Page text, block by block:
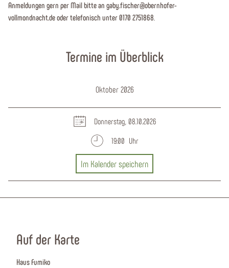
Anmeldungen gern per Mail bitte an gaby.fischer@obernhofer-
vollmondnacht.de oder telefonisch unter 0170 2751868
Termine im Überblick
Oktober 2026
Donnerstag, 08.10.2026
19:00 Uhr
Im Kalender speichern
Auf der Karte
Haus Fumiko